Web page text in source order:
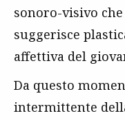
sonoro-visivo
suggerisce
affettiva del
Da questo
intermittente